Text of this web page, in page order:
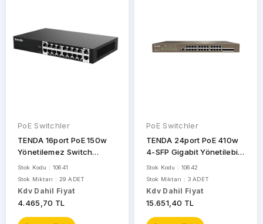
PoE Switchler
TENDA 16port PoE 150w
Yönetilemez Switch
S218GPC-BH
Stok Kodu : 10641
Stok Miktarı : 29 ADET
Kdv Dahil Fiyat
4.465,70 TL
PoE Switchler
TENDA 24port PoE 410w
4-SFP Gigabit Yönetilebilir
Switch TEG5328P-24-
410W
Stok Kodu : 10642
Stok Miktarı : 3 ADET
Kdv Dahil Fiyat
15.651,40 TL